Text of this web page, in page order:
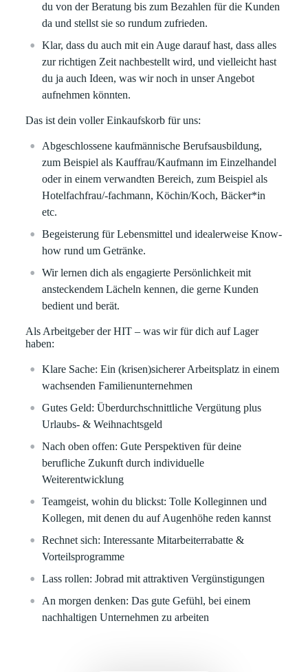
du von der Beratung bis zum Bezahlen für die Kunden
da und stellst sie so rundum zufrieden.
Klar, dass du auch mit ein Auge darauf hast, dass alles
zur richtigen Zeit nachbestellt wird, und vielleicht hast
du ja auch Ideen, was wir noch in unser Angebot
aufnehmen könnten.
Das ist dein voller Einkaufskorb für uns:
Abgeschlossene kaufmännische Berufsausbildung,
zum Beispiel als Kauffrau/Kaufmann im Einzelhandel
oder in einem verwandten Bereich, zum Beispiel als
Hotelfachfrau/-fachmann, Köchin/Koch, Bäcker*in
etc.
Begeisterung für Lebensmittel und idealerweise Know-
how rund um Getränke.
Wir lernen dich als engagierte Persönlichkeit mit
ansteckendem Lächeln kennen, die gerne Kunden
bedient und berät.
Als Arbeitgeber der HIT – was wir für dich auf Lager
haben:
Klare Sache:Ein (krisen)sicherer Arbeitsplatz in einem
wachsenden Familienunternehmen
Gutes Geld:Überdurchschnittliche Vergütung plus
Urlaubs- & Weihnachtsgeld
Nach oben offen:Gute Perspektiven für deine
berufliche Zukunft durch individuelle
Weiterentwicklung
Teamgeist, wohin du blickst:Tolle Kolleginnen und
Kollegen, mit denen du auf Augenhöhe reden kannst
Rechnet sich:Interessante Mitarbeiterrabatte &
Vorteilsprogramme
Lass rollen:Jobrad mit attraktiven Vergünstigungen
An morgen denken:Das gute Gefühl, bei einem
nachhaltigen Unternehmen zu arbeiten